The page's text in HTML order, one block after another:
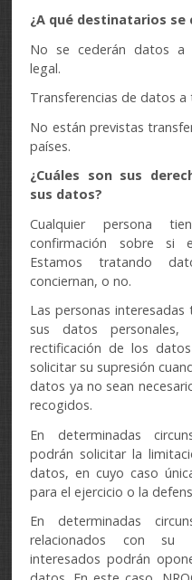
¿A qué destinatarios
No se cederán datos a
legal.
Transferencias de datos a
No están previstas
países.
¿Cuáles son sus
sus datos?
Cualquier persona
confirmación sobre si
Estamos tratando
conciernan, o no.
Las personas
sus datos
rectificación de los
solicitar su supresión
datos ya no sean
recogidos.
En determinadas
podrán solicitar la
datos, en cuyo caso
para el ejercicio o la
En determinadas
relacionados con su
interesados podrán